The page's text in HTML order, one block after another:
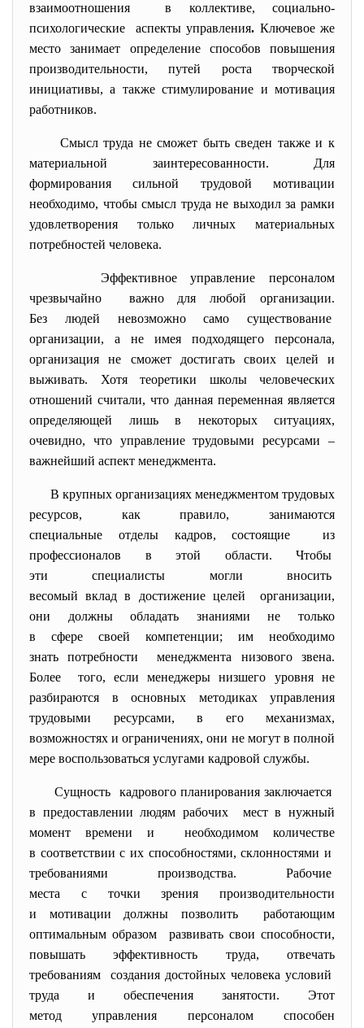
взаимоотношения в коллективе, социально-
психологические аспекты управления. Ключевое же
место занимает
определение способов повышения
производительности, путей роста творческой
инициативы, а также стимулирование и мотивация
работников.
Смысл труда не сможет быть сведен также и к
материальной заинтересованности. Для
формирования сильной трудовой мотивации
необходимо, чтобы смысл труда не выходил за рамки
удовлетворения только личных материальных
потребностей человека.
Эффективное управление персоналом
чрезвычайно важно для любой организации.
Без людей невозможно само существование
организации, а не имея подходящего персонала,
организация не сможет достигать своих целей и
выживать. Хотя теоретики школы человеческих
отношений считали, что данная переменная является
определяющей лишь в некоторых ситуациях,
очевидно, что управление трудовыми ресурсами –
важнейший аспект менеджмента.
В крупных организациях менеджментом трудовых
ресурсов, как правило, занимаются
специальные отделы кадров, состоящие из
профессионалов в этой области. Чтобы
эти специалисты могли вносить
весомый вклад в достижение целей организации,
они должны обладать знаниями не только
в сфере своей компетенции; им необходимо
знать потребности менеджмента низового звена.
Более того, если менеджеры низшего уровня не
разбираются в основных методиках управления
трудовыми ресурсами, в его механизмах,
возможностях и ограничениях, они не могут в полной
мере воспользоваться услугами кадровой службы.
Сущность кадрового планирования заключается
в предоставлении людям рабочих мест в нужный
момент времени и необходимом количестве
в соответствии с их способностями, склонностями и
требованиями производства. Рабочие
места с точки зрения производительности
и мотивации должны позволить работающим
оптимальным образом развивать свои способности,
повышать эффективность труда, отвечать
требованиям создания достойных человека условий
труда и обеспечения занятости. Этот
метод управления персоналом способен